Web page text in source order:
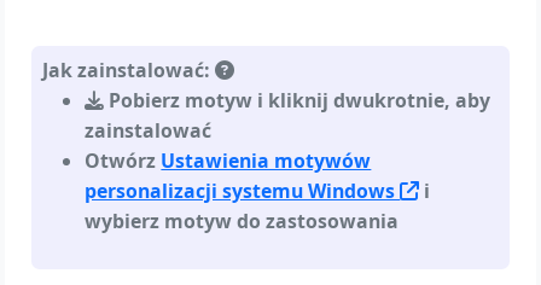
Jak zainstalować:
Pobierz motyw i kliknij dwukrotnie, aby
zainstalować
Otwórz Ustawienia motywów
personalizacji systemu Windows
i
wybierz motyw do zastosowania